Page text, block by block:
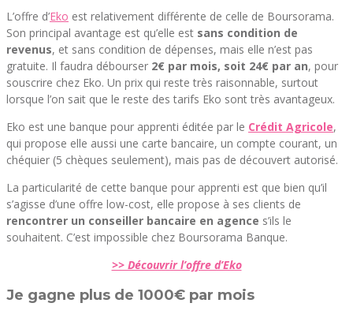
L’offre d’Eko est relativement différente de celle de Boursorama.
Son principal avantage est qu’elle est sans condition de
revenus, et sans condition de dépenses, mais elle n’est pas
gratuite. Il faudra débourser 2€ par mois, soit 24€ par an, pour
souscrire chez Eko. Un prix qui reste très raisonnable, surtout
lorsque l’on sait que le reste des tarifs Eko sont très avantageux.
Eko est une banque pour apprenti éditée par le Crédit Agricole,
qui propose elle aussi une carte bancaire, un compte courant, un
chéquier (5 chèques seulement), mais pas de découvert autorisé.
La particularité de cette banque pour apprenti est que bien qu’il
s’agisse d’une offre low-cost, elle propose à ses clients de
rencontrer un conseiller bancaire en agence s’ils le
souhaitent. C’est impossible chez Boursorama Banque.
>> Découvrir l’offre d’Eko
Je gagne plus de 1000€ par mois